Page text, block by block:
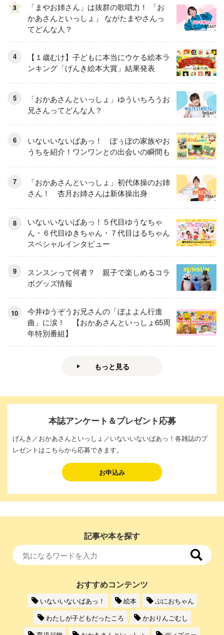
3
「まやお姉さん」は抜群の歌唱力！ 「お
かあさんといっしょ」 ながたまやさんっ
てどんな人？
【１歳むけ】子どもに本当にウケる絵本ラ
ンキング「げんき絵本大賞」結果発表
「おかあさんといっしょ」ゆういちろうお
兄さんってどんな人？
いないいないばあっ！ ぽぅぽの家族やお
うちを紹介！ワンワンとの出会いの瞬間も
「おかあさんといっしょ」初代体操のお姉
さん！ 杏月お姉さんは新体操出身
いないいないばあっ！５代目ゆうなちゃ
ん・６代目ゆきちゃん・７代目はるちゃん
スペシャルインタビュー
スンスンって何者？ 親子で楽しめるコラ
ボグッズ情報
今井ゆうぞうお兄さんの「ぼよよん行進
曲」に涙！ 【おかあさんといっしょ65周
年特別番組】
もっと見る
本誌アンケート＆プレゼント応募
げんき／おかあさんといっしょ／いないいないばあっ！各雑誌のプ
レゼントはこちらから応募できます。
お申込み
記事や本を探す
おすすめコンテンツ
いないいないばあっ！ 絵本
ぷにおちゃん
わたしが子どもだったころ
かおりんごむし